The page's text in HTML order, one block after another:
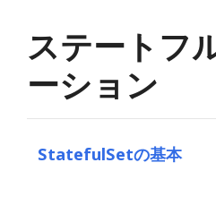
ステートフ
ーション
StatefulSetの基本